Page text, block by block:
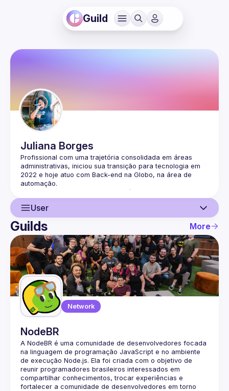
Guild
Juliana Borges
Profissional com uma trajetória consolidada em áreas
administrativas, iniciou sua transição para tecnologia em
2022 e hoje atuo com Back-end na Globo, na área de
automação.
Apaixonada por aprendizado contínuo, acredito no poder
valores que moldaram minha mudança de carreira e que
hoje compartilho com outras pessoas em transição.
Linkedin:
Instagram: @jubodev https://www.instagram.com/jubodev/?
igsh=MTdleW1xNG9oajZpNg%3D%3D#
User
User
Events
Guilds
Guilds More
Network
NodeBR
A NodeBR é uma comunidade de desenvolvedores focada
na linguagem de programação JavaScript e no ambiente
de execução Node.js. Ela foi criada com o objetivo de
reunir programadores brasileiros interessados em
compartilhar conhecimentos, trocar experiências e
fortalecer a comunidade de desenvolvedores em torno